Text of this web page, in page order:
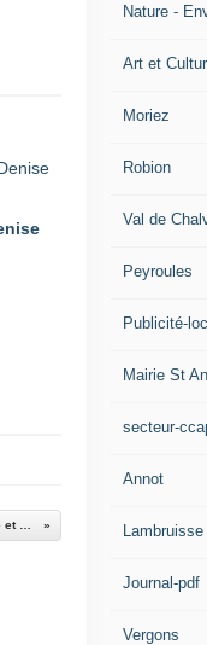
Nature -
Art et
Moriez
Robion
Val de
Peyroules
Publicité-
Mairie St
secteur-
Annot
Lambruisse
Journal-pdf
Vergons